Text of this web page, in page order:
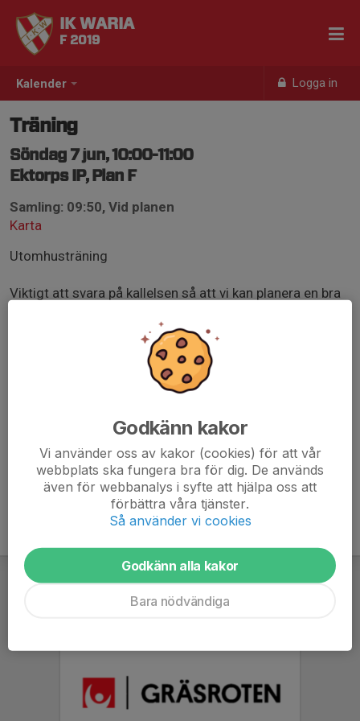
Kalender Logga in
IK WARIA
F 2019
Träning
Söndag 7 jun, 10:00-11:00
Ektorps IP, Plan F
Samling: 09:50, Vid planen
Karta
Utomhusträning
Viktigt att svara på kallelsen så att vi kan planera en bra
Se till att tjejerna har rätt kläder efter väder,
fotbollskor/gympaskor samt vattenflaska. Även
benskydd rekommenderas.
Bra med uppsatt hår och urtagna/tejpade örhängen.
Godkänn kakor
Vi använder oss av kakor (cookies) för att vår
webbplats ska fungera bra för dig. De används
även för webbanalys i syfte att hjälpa oss att
förbättra våra tjänster.
Så använder vi cookies
Godkänn alla kakor
Bara nödvändiga